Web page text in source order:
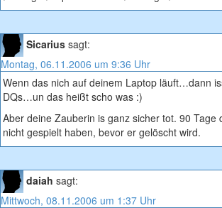
Sicarius sagt:
Montag, 06.11.2006 um 9:36 Uhr
Wenn das nich auf deinem Laptop läuft…dann
DQs…un das heißt scho was :)
Aber deine Zauberin is ganz sicher tot. 90 Tage
nicht gespielt haben, bevor er gelöscht wird.
daiah sagt:
Mittwoch, 08.11.2006 um 1:37 Uhr